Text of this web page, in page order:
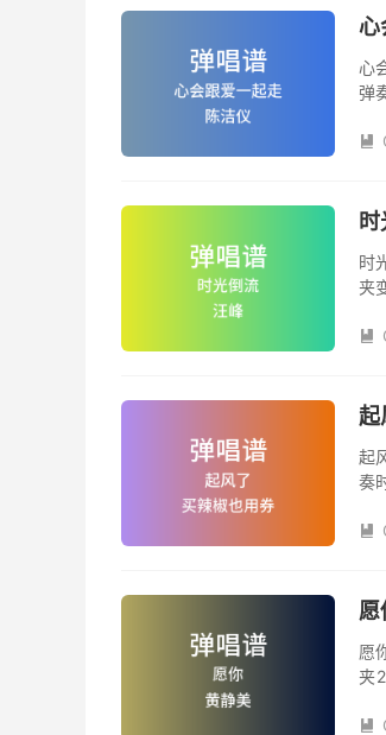
心
心
弹
本

时
时
夹
汪

起
起
奏
域
版

愿
愿
夹
